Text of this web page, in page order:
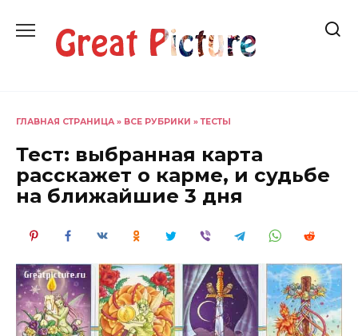
содержанию
ГЛАВНАЯ СТРАНИЦА » ВСЕ РУБРИКИ »ТЕСТЫ
Тест: выбранная карта
расскажет о карме, и судьбе
на ближайшие 3 дня